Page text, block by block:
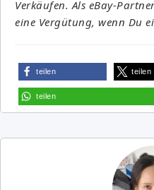
Verkäufen. Als eBay-
eine Vergütung, wenn Du
teilen teilen
teilen